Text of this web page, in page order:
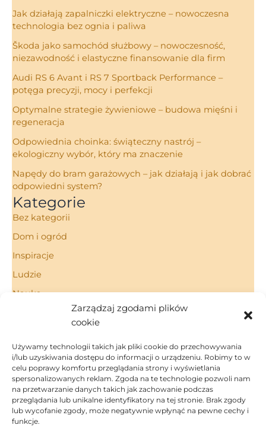
Zarządzaj zgodami plików
cookie
Używamy technologii takich jak pliki cookie do przechowywania
i/lub uzyskiwania dostępu do informacji o urządzeniu. Robimy to w
celu poprawy komfortu przeglądania strony i wyświetlania
spersonalizowanych reklam. Zgoda na te technologie pozwoli nam
na przetwarzanie danych takich jak zachowanie podczas
przeglądania lub unikalne identyfikatory na tej stronie. Brak zgody
lub wycofanie zgody, może negatywnie wpłynąć na pewne cechy i
funkcje.
Jak działają zapalniczki elektryczne – nowoczesna
technologia bez ognia i paliwa
Škoda jako samochód służbowy – nowoczesność,
niezawodność i elastyczne finansowanie dla firm
Audi RS 6 Avant i RS 7 Sportback Performance –
potęga precyzji, mocy i perfekcji
Optymalne strategie żywieniowe – budowa mięśni i
regeneracja
Odpowiednia choinka: świąteczny nastrój –
ekologiczny wybór, który ma znaczenie
Napędy do bram garażowych – jak działają i jak dobrać
odpowiedni system?
Kategorie
Bez kategorii
Dom i ogród
Inspiracje
Ludzie
Nauka
Strona Główna
Regulamin
Polityka Prywatności
Polityka Cookies